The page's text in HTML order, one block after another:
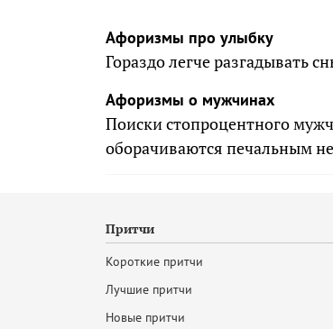
Афоризмы про улыбку
Гораздо легче разгадывать
Афоризмы о мужчинах
Поиски стопроцентного
оборачиваются печальным
Притчи
Короткие притчи
Лучшие притчи
Новые притчи